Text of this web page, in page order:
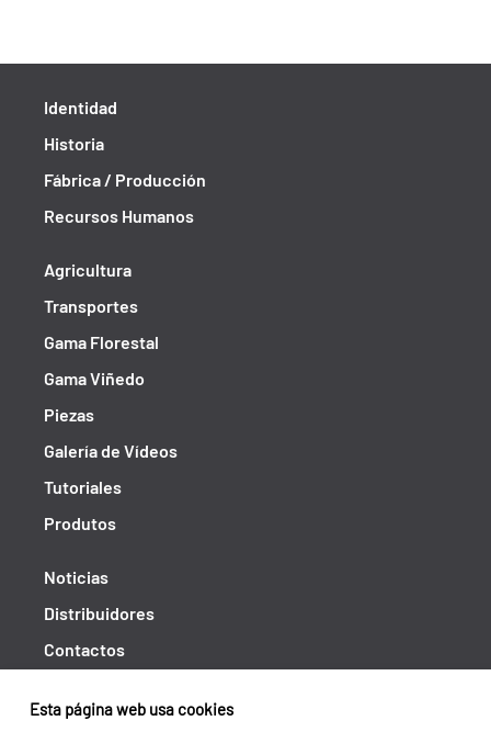
Esta página web usa cookies
Identidad
Historia
Fábrica / Producción
Recursos Humanos
Agricultura
Transportes
Gama Florestal
Gama Viñedo
Piezas
Galería de Vídeos
Tutoriales
Produtos
Noticias
Distribuidores
Contactos
Shipping returns